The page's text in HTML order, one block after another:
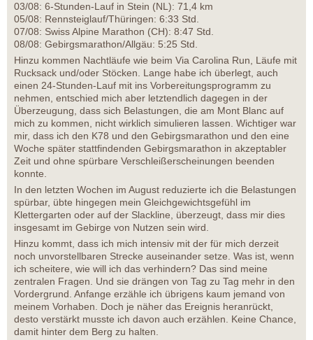
03/08: 6-Stunden-Lauf in Stein (NL): 71,4 km
05/08: Rennsteiglauf/Thüringen: 6:33 Std.
07/08: Swiss Alpine Marathon (CH): 8:47 Std.
08/08: Gebirgsmarathon/Allgäu: 5:25 Std.
Hinzu kommen Nachtläufe wie beim Via Carolina Run, Läufe mit
Rucksack und/oder Stöcken. Lange habe ich überlegt, auch
einen 24-Stunden-Lauf mit ins Vorbereitungsprogramm zu
nehmen, entschied mich aber letztendlich dagegen in der
Überzeugung, dass sich Belastungen, die am Mont Blanc auf
mich zu kommen, nicht wirklich simulieren lassen. Wichtiger war
mir, dass ich den K78 und den Gebirgsmarathon und den eine
Woche später stattfindenden Gebirgsmarathon in akzeptabler
Zeit und ohne spürbare Verschleißerscheinungen beenden
konnte.
In den letzten Wochen im August reduzierte ich die Belastungen
spürbar, übte hingegen mein Gleichgewichtsgefühl im
Klettergarten oder auf der Slackline, überzeugt, dass mir dies
insgesamt im Gebirge von Nutzen sein wird.
Hinzu kommt, dass ich mich intensiv mit der für mich derzeit
noch unvorstellbaren Strecke auseinander setze. Was ist, wenn
ich scheitere, wie will ich das verhindern? Das sind meine
zentralen Fragen. Und sie drängen von Tag zu Tag mehr in den
Vordergrund. Anfange erzähle ich übrigens kaum jemand von
meinem Vorhaben. Doch je näher das Ereignis heranrückt,
desto verstärkt musste ich davon auch erzählen. Keine Chance,
damit hinter dem Berg zu halten.